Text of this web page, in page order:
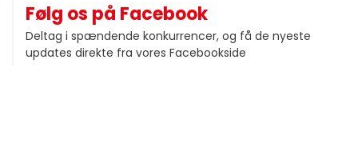
Følg os på Facebook
Deltag i spændende konkurrencer, og få de nyeste
updates direkte fra vores Facebookside